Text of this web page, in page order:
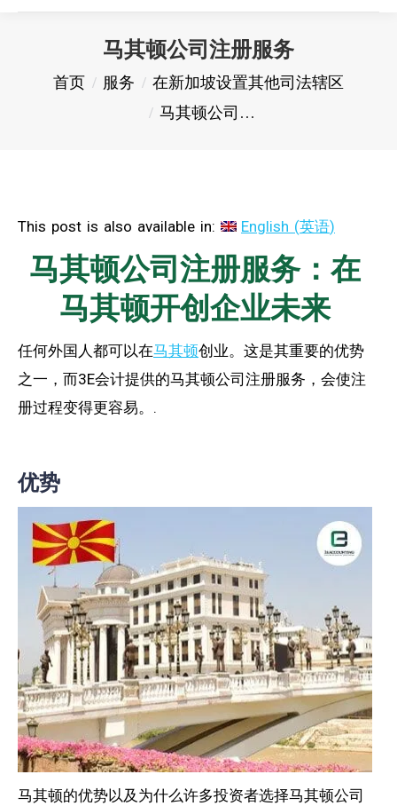
马其顿公司注册服务
您在这里：
首页 服务
在新加坡设置其他司法辖区
马其顿公司…
This post is also available in: English (英语)
马其顿公司注册服务：在
马其顿开创企业未来
任何外国人都可以在马其顿创业。这是其重要的优势
之一，而3E会计提供的马其顿公司注册服务，会使注
册过程变得更容易。.
优势
马其顿的优势以及为什么许多投资者选择马其顿公司